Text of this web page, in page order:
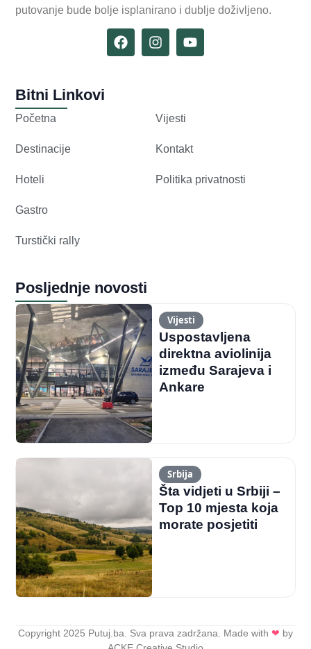
putovanje bude bolje isplanirano i dublje doživljeno.
Bitni Linkovi
Početna
Destinacije
Hoteli
Gastro
Turstički rally
Vijesti
Kontakt
Politika privatnosti
Posljednje novosti
Vijesti
Uspostavljena
direktna aviolinija
između Sarajeva i
Ankare
Srbija
Šta vidjeti u Srbiji –
Top 10 mjesta koja
morate posjetiti
Copyright 2025 Putuj.ba. Sva prava zadržana. Made with ❤ by